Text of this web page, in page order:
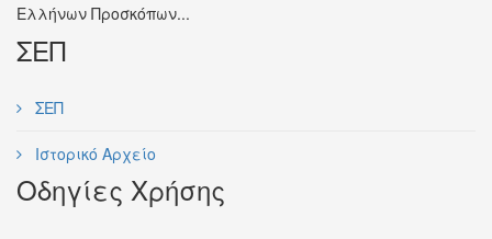
Ελλήνων Προσκόπων...
ΣΕΠ
ΣΕΠ
Ιστορικό Αρχείο
Οδηγίες Χρήσης